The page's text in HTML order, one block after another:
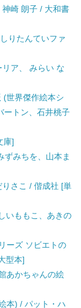
神崎 朗子 / 大和書
りたんていファ
ア、 みらい な
(世界傑作絵本シ
ートン、石井桃子
庫]
ずみちを、山本ま
さこ / 偕成社 [単
いももこ、あきの
ーズ ソビエトの
型本]
あかちゃんの絵
本) / パット・ハ